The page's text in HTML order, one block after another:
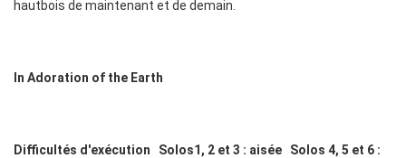
hautbois de maintenant et de demain.
In Adoration of the Earth
Difficultés d'exécution Solos1, 2 et 3 : aisée Solos 4, 5 et 6 :